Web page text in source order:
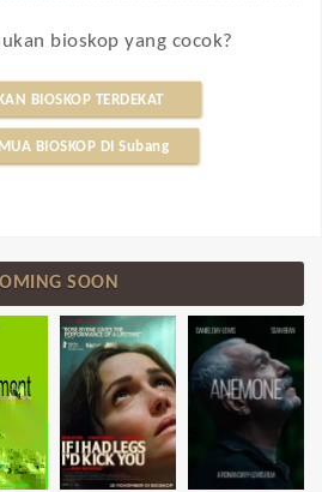
bioskop yang cocok?
BIOSKOP TERDEKAT
BIOSKOP DI Subang
SOON